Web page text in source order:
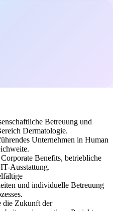
Betreuung und
Dermatologie.
Unternehmen in Human
Benefits, betriebliche
Ausstattung.
und individuelle Betreuung
die Zukunft der